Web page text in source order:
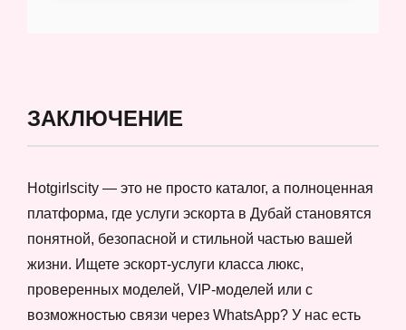
ЗАКЛЮЧЕНИЕ
Hotgirlscity — это не просто каталог, а полноценная
платформа, где услуги эскорта в Дубай становятся
понятной, безопасной и стильной частью вашей
жизни. Ищете эскорт-услуги класса люкс,
проверенных моделей, VIP-моделей или с
возможностью связи через WhatsApp? У нас есть